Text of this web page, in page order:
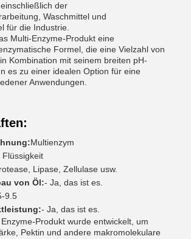
der
Waschmittel und
für die Industrie.
Multi-Enzyme-Produkt eine
Formel, die eine Vielzahl von
Kombination mit seinem breiten pH-
es zu einer idealen Option für eine
Anwendungen.
Multienzym
Flüssigkeit
Lipase, Zellulase usw.
von Öl:- Ja, das ist es.
9.5
- Ja, das ist es.
Produkt wurde entwickelt, um
Pektin und andere makromolekulare